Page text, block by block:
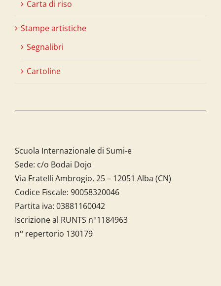
Carta di riso
Stampe artistiche
Segnalibri
Cartoline
Scuola Internazionale di Sumi-e
Sede: c/o Bodai Dojo
Via Fratelli Ambrogio, 25 – 12051 Alba (CN)
Codice Fiscale: 90058320046
Partita iva: 03881160042
Iscrizione al RUNTS n°1184963
n° repertorio 130179